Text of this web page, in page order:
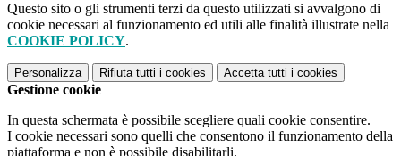
Questo sito o gli strumenti terzi da questo utilizzati si avvalgono di
cookie necessari al funzionamento ed utili alle finalità illustrate nella
COOKIE POLICY.
Personalizza Rifiuta tutti i cookies Accetta tutti i cookies
Gestione cookie
In questa schermata è possibile scegliere quali cookie consentire.
I cookie necessari sono quelli che consentono il funzionamento della
piattaforma e non è possibile disabilitarli.